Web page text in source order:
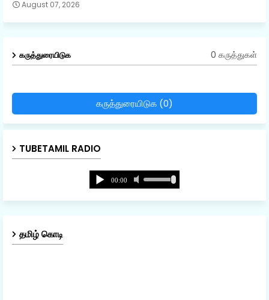
August 07, 2026
கருத்துரையிடுக 0 கருத்துகள்
கருத்துரையிடுக (0)
TUBETAMIL RADIO
தமிழ் கொடி